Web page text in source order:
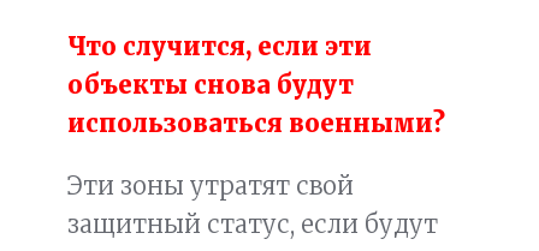
Что случится, если эти
объекты снова будут
использоваться военными?
Эти зоны утратят свой
защитный статус, если будут